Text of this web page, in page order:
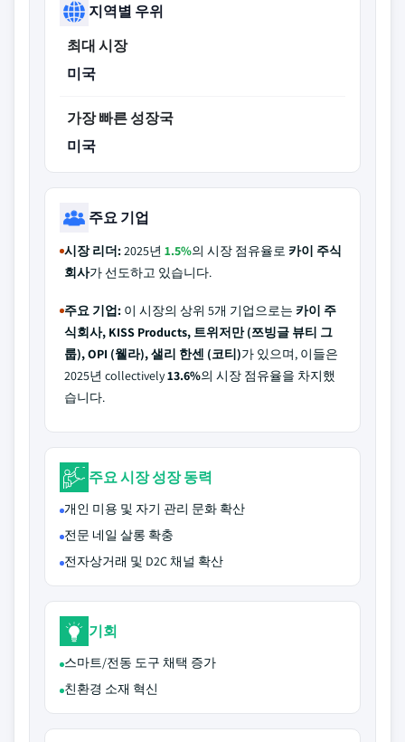
지역별 우위
최대 시장
미국
가장 빠른 성장국
미국
주요 기업
시장 리더:2025년 1.5%의 시장 점유율로 카이 주식
회사가 선도하고 있습니다.
주요 기업: 이 시장의 상위 5개 기업으로는 카이 주
식회사, KISS Products, 트위저만 (쯔빙글 뷰티 그
룹), OPI (웰라), 샐리 한센 (코티)가 있으며, 이들은
2025년 collectively13.6%의 시장 점유율을 차지했
습니다.
주요 시장 성장 동력
개인 미용 및 자기 관리 문화 확산
전문 네일 살롱 확충
전자상거래 및 D2C 채널 확산
기회
스마트/전동 도구 채택 증가
친환경 소재 혁신